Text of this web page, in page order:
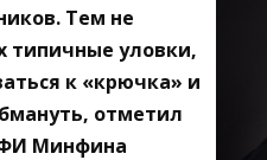
Тем не
типичные уловки,
к «крючка» и
отметил
Минфина